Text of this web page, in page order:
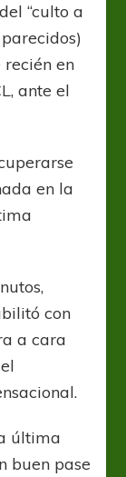
“culto a
en
ante el
en la
con
a cara
última
buen pase